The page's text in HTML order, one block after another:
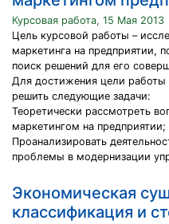
Курсовая работа, 15 Мая 2013
Цель курсовой работы –
маркетинга на предприятии,
поиск решений для его
Для достижения цели работы
решить следующие задачи:
Теоретически рассмотреть
маркетингом на предприятии;
Проанализировать
проблемы в модернизации
Экономическая
классификация и